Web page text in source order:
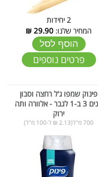
2 יחידות
המחיר שלנו: 29.90
₪
הוסף לסל
פרטים נוספים
פינוק שמפו ג'ל רחצה וסבון
פנים 3 ב-1 לגבר - אלוורה ותה
ירוק
700 מ"ל(2.13 ₪ ל-100 מ"ל)